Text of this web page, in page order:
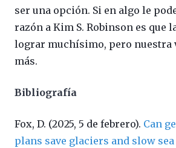
ser una opción. Si en algo le
razón a Kim S. Robinson es que
lograr muchísimo, pero nuestra
más.
Bibliografía
Fox, D. (2025, 5 de febrero). Can
plans save glaciers and slow